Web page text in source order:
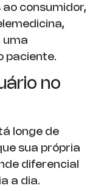
consumidor,
uma
paciente.
no
longe de
sua própria
diferencial
a dia.